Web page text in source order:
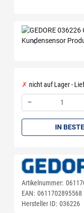
nicht auf Lager -
–
IN
Artikelnummer:
EAN: 0611702895568
Hersteller ID: 036226